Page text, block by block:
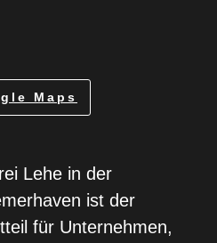
Maps
Lehe in der
ist der
für Unternehmen,